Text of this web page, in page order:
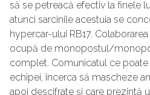
să se petreacă efectiv la finele
atunci sarcinile acestuia se
hypercar-ului RB17.
ocupă de monopostul/
complet. Comunicatul ce
echipei, încerca să mascheze
apoi descifrate şi care prezintă